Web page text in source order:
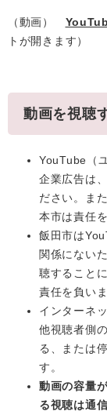
（動画）
トが開きます）
動画を視聴
YouTube（
企業広告は
ださい。ま
本市は責任
飯田市は
関係にない
聴すること
責任を負いま
インターネ
他視聴者側
る、または
す。
動画の容量
る視聴は通